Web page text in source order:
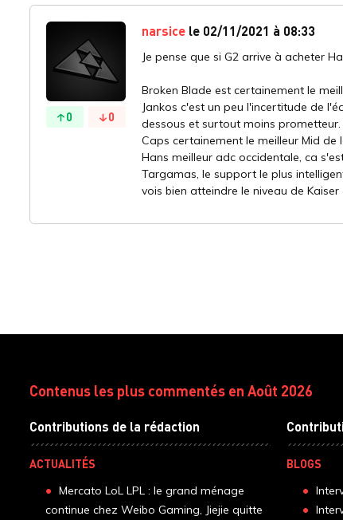
0 0
narsice le 02/11/2021 à 08:33
Je pense que si G2 arrive à acheter
Broken Blade est certainement le
Jankos c'est un peu l'incertitude de
dessous et surtout moins prometteur.
Caps certainement le meilleur Mid de
Hans meilleur adc occidentale, ca
Targamas, le support le plus
vois bien atteindre le niveau de Kaiser
Contenus les plus commentés en Août 2026
Contributions de la rédaction
ACTUALITÉS
Mercato LoL LPL : le grand ménage
continue chez Weibo Gaming, Jiejie quitte
BLOGS